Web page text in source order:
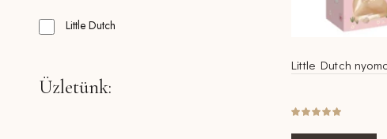
Little Dutch
Little Dutch
Üzletünk: